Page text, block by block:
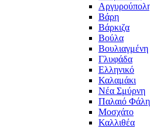
Βάρη
Βάρκιζα
Βούλα
Βουλιαγμένη
Γλυφάδα
Ελληνικό
Καλαμάκι
Νέα Σμύρνη
Παλαιό
Μοσχάτο
Καλλιθέα